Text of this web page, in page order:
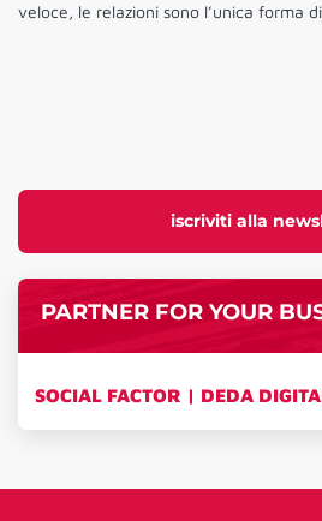
iscriviti alla
PARTNER FOR YOUR
SOCIAL FACTOR | DEDA
veloce, le relazioni sono l’unica forma